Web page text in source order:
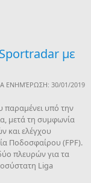
με
ΕΝΗΜΈΡΩΣΗ: 30/01/2019
παραμένει υπό την
μετά τη συμφωνία
και ελέγχου
Ποδοσφαίρου (FPF).
πλευρών για τα
Liga